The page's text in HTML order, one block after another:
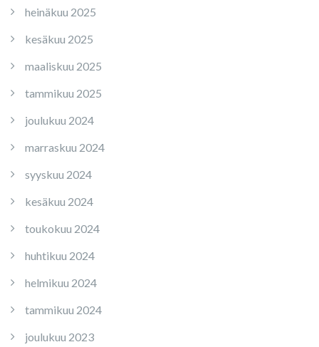
heinäkuu 2025
kesäkuu 2025
maaliskuu 2025
tammikuu 2025
joulukuu 2024
marraskuu 2024
syyskuu 2024
kesäkuu 2024
toukokuu 2024
huhtikuu 2024
helmikuu 2024
tammikuu 2024
joulukuu 2023